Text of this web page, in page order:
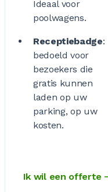
Ideaal voor
poolwagens.
Receptiebadge:
bedoeld voor
bezoekers die
gratis kunnen
laden op uw
parking, op uw
kosten.
Ik wil een offerte